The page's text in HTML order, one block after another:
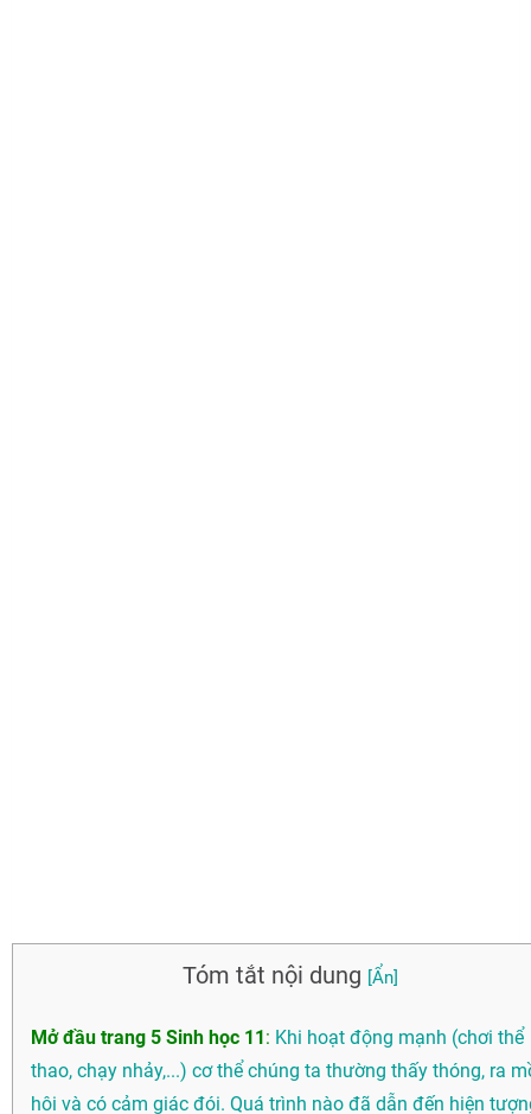
Tóm tắt nội dung
Mở đầu trang 5 Sinh học 11: Khi hoạt động mạnh (chơi thể
thao, chạy nhảy,...) cơ thể chúng ta thường thấy thóng, ra
hôi và có cảm giác đói. Quá trình nào đã dẫn đến hiện